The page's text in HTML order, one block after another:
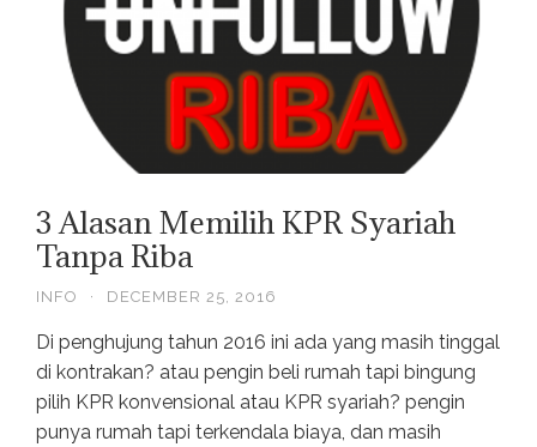
3 Alasan Memilih KPR Syariah
Tanpa Riba
INFO · DECEMBER 25, 2016
Di penghujung tahun 2016 ini ada yang masih tinggal
di kontrakan? atau pengin beli rumah tapi bingung
pilih KPR konvensional atau KPR syariah? pengin
punya rumah tapi terkendala biaya, dan masih